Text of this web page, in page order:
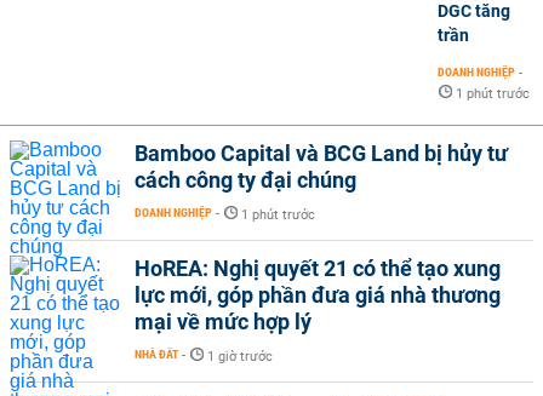
DGC tăng
trần
DOANH NGHIỆP -
1 phút trước
Bamboo Capital và BCG Land bị hủy tư
cách công ty đại chúng
DOANH NGHIỆP - 1 phút trước
HoREA: Nghị quyết 21 có thể tạo xung
lực mới, góp phần đưa giá nhà thương
mại về mức hợp lý
NHÀ ĐẤT - 1 giờ trước